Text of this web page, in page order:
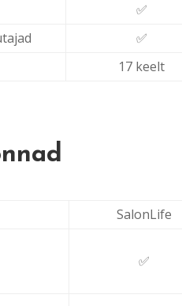
✅
✅
17 keelt
SalonLife
✅